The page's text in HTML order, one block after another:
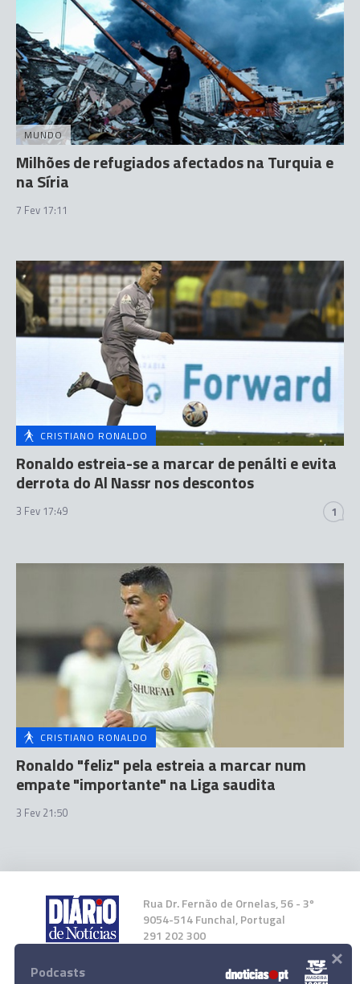
MUNDO
Milhões de refugiados afectados na Turquia e
na Síria
7 Fev 17:11
CRISTIANO RONALDO
Ronaldo estreia-se a marcar de penálti e evita
derrota do Al Nassr nos descontos
3 Fev 17:49 1
CRISTIANO RONALDO
Ronaldo "feliz" pela estreia a marcar num
empate "importante" na Liga saudita
3 Fev 21:50
Rua Dr. Fernão de Ornelas, 56 - 3º
9054-514 Funchal, Portugal
291 202 300
Instale a nossa App
Podcasts ×